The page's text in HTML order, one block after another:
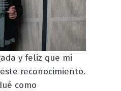
y feliz que mi
reconocimiento.
como